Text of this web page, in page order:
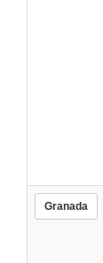
Granada